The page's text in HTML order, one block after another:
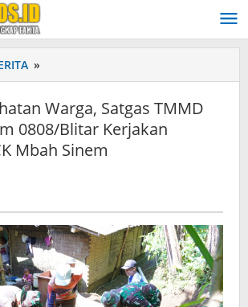
»
Kesehatan
Satgas
TMMD
Ke
Kerjakan
Pondasi
MCK
Mbah
Sinem
Warga, Satgas TMMD
0808/Blitar Kerjakan
Mbah Sinem